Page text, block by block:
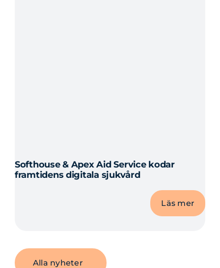
Softhouse & Apex Aid Service kodar
framtidens digitala sjukvård
Läs mer
Alla nyheter